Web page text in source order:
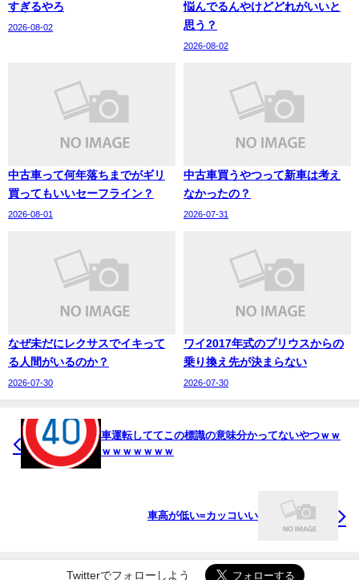
すぎるやろ
2026-08-02
悩んでるんやけどどれがいいと
思う？
2026-08-02
中古車って何年落ちまでがギリ
買ってもいいセーフライン？
2026-08-01
中古車買うやつって新車は考え
なかったの？
2026-07-31
なぜ未だにレクサスでイキって
る人間がいるのか？
2026-07-30
ワイ2017年式のプリウスからの
乗り換え先が決まらない
2026-07-30
車運転しててこの標識の意味分かってないやつｗｗ
ｗｗｗｗｗｗｗ
車高が低い=カッコいい
Twitterでフォローしよう